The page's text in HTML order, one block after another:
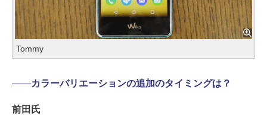
Tommy
――カラーバリエーションの追加のタイミングは？
前田氏